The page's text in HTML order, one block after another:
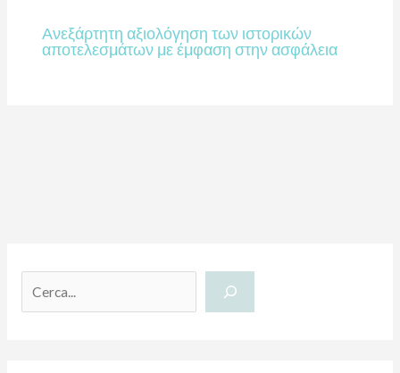
Ανεξάρτητη αξιολόγηση των ιστορικών
αποτελεσμάτων με έμφαση στην ασφάλεια
r